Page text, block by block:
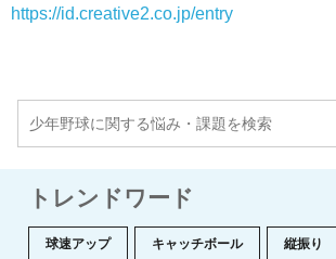
https://id.creative2.co.jp/entry
トレンドワード
球速アップ キャッチボール 縦振り